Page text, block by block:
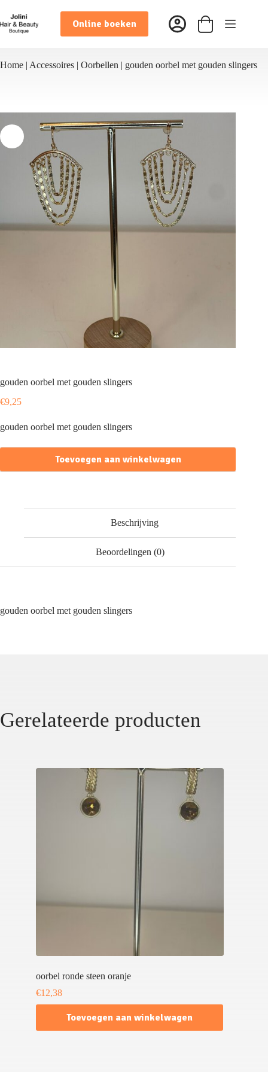
naar
de
inhoud
Online boeken Winkelwagen
Home | Accessoires | Oorbellen | gouden oorbel met gouden slingers
gouden oorbel met gouden slingers
€9,25
gouden oorbel met gouden slingers
Toevoegen aan winkelwagen
Beschrijving
Beoordelingen (0)
gouden oorbel met gouden slingers
Gerelateerde producten
oorbel ronde steen oranje
€12,38
Toevoegen aan winkelwagen